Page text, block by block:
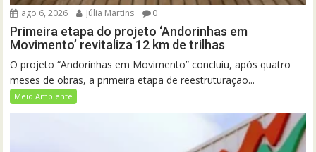
ago 6, 2026 Júlia Martins 0
Primeira etapa do projeto ‘Andorinhas em
Movimento’ revitaliza 12 km de trilhas
O projeto “Andorinhas em Movimento” concluiu, após quatro
meses de obras, a primeira etapa de reestruturação...
Meio Ambiente